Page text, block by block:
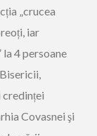
„crucea
iar
4 persoane
Covasnei şi